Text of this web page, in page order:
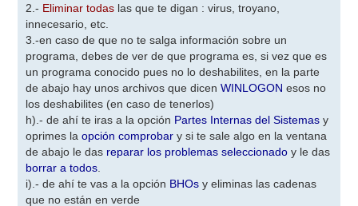
2.- Eliminar todas las que te digan : virus, troyano,
innecesario, etc.
3.-en caso de que no te salga información sobre un
programa, debes de ver de que programa es, si vez que es
un programa conocido pues no lo deshabilites, en la parte
de abajo hay unos archivos que dicenWINLOGON esos no
los deshabilites (en caso de tenerlos)
h).- de ahí te iras a la opción Partes Internas del Sistemasy
oprimes laopción comprobary si te sale algo en la ventana
de abajo le das reparar los problemas seleccionadoy le das
borrar a todos.
i).- de ahí te vas a la opción BHOs y eliminas las cadenas
que no están en verde